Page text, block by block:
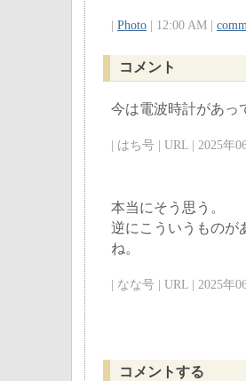
Photo | 12:00 AM |
コメント
今は電波時計があっ
| はち号 | URL | 2025年
本当にそう思う。
逆にこういうものが
ね。
| なな号 | URL | 2025年
コメントする